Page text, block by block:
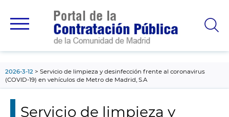
principal
2026-3-12
Servicio de limpieza y desinfección frente al coronavirus
(COVID-19) en vehículos de Metro de Madrid, S.A
Servicio de limpieza y